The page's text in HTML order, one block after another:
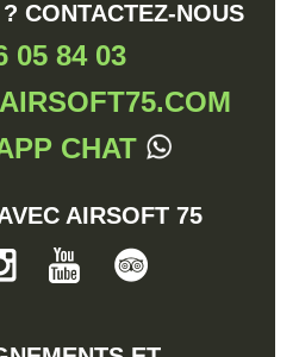
CONTACTEZ-NOUS
05 84 03
CHAT
AIRSOFT 75